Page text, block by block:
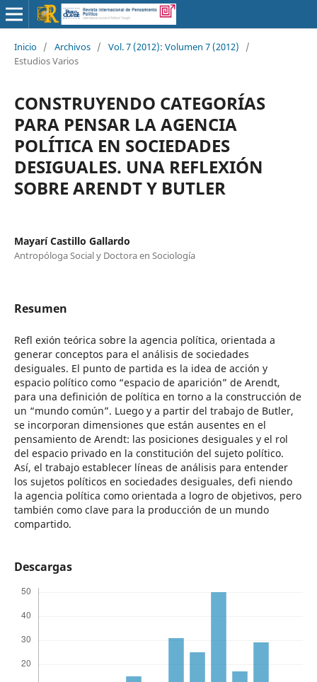
Inicio / Archivos / Vol. 7 (2012): Volumen 7 (2012)
/
Estudios Varios
CONSTRUYENDO CATEGORÍAS
PARA PENSAR LA AGENCIA
POLÍTICA EN SOCIEDADES
DESIGUALES. UNA REFLEXIÓN
SOBRE ARENDT Y BUTLER
Mayarí Castillo Gallardo
Antropóloga Social y Doctora en Sociología
Resumen
Refl exión teórica sobre la agencia política, orientada a
generar conceptos para el análisis de sociedades
desiguales. El punto de partida es la idea de acción y
espacio político como “espacio de aparición” de Arendt,
para una definición de política en torno a la construcción de
un “mundo común”. Luego y a partir del trabajo de Butler,
se incorporan dimensiones que están ausentes en el
pensamiento de Arendt: las posiciones desiguales y el rol
del espacio privado en la constitución del sujeto político.
Así, el trabajo establecer líneas de análisis para entender
los sujetos políticos en sociedades desiguales, defi niendo
la agencia política como orientada a logro de objetivos, pero
también como clave para la producción de un mundo
compartido.
Descargas